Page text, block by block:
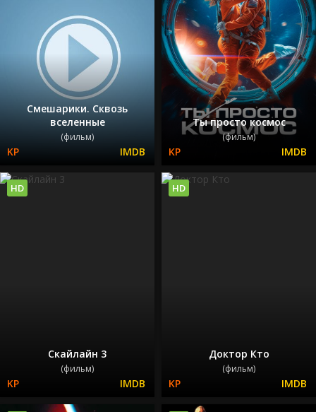
Смешарики. Сквозь
вселенные
(фильм)
Ты просто космос
(фильм)
Скайлайн 3
(фильм)
HD
Доктор Кто
(фильм)
HD